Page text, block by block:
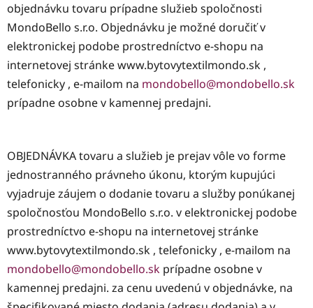
objednávku tovaru prípadne služieb spoločnosti
MondoBello s.r.o. Objednávku je možné doručiť v
elektronickej podobe prostredníctvo e-shopu na
internetovej stránke www.bytovytextilmondo.sk ,
telefonicky , e-mailom na mondobello@mondobello.sk
prípadne osobne v kamennej predajni.
OBJEDNÁVKA tovaru a služieb je prejav vôle vo forme
jednostranného právneho úkonu, ktorým kupujúci
vyjadruje záujem o dodanie tovaru a služby ponúkanej
spoločnosťou MondoBello s.r.o. v elektronickej podobe
prostredníctvo e-shopu na internetovej stránke
www.bytovytextilmondo.sk , telefonicky , e-mailom na
mondobello@mondobello.sk prípadne osobne v
kamennej predajni. za cenu uvedenú v objednávke, na